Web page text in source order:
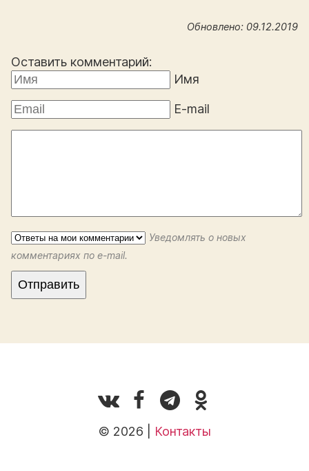
Обновлено: 09.12.2019
Оставить комментарий:
Имя
E-mail
Уведомлять о новых
комментариях по e-mail.
© 2026 | Контакты